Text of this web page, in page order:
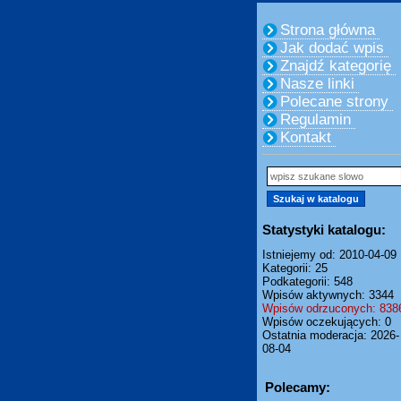
Strona główna
Jak dodać wpis
Znajdź kategorię
Nasze linki
Polecane strony
Regulamin
Kontakt
Statystyki katalogu:
Istniejemy od: 2010-04-09
Kategorii: 25
Podkategorii: 548
Wpisów aktywnych: 3344
Wpisów odrzuconych:
Wpisów oczekujących: 0
Ostatnia moderacja: 2026-
08-04
Polecamy: